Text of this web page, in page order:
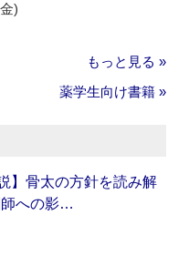
)
もっと見る »
薬学生向け書籍 »
】骨太の方針を読み解
師への影…